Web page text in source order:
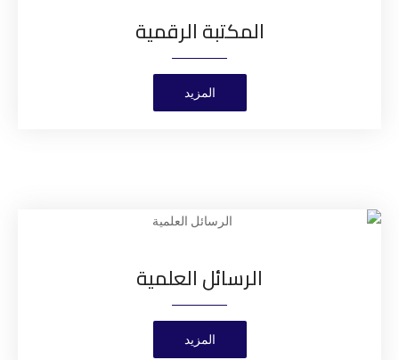
المكتبة الرقمية
المزيد
الرسائل العلمية
المزيد